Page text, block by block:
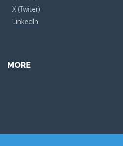
X (Twiter)
LinkedIn
MORE